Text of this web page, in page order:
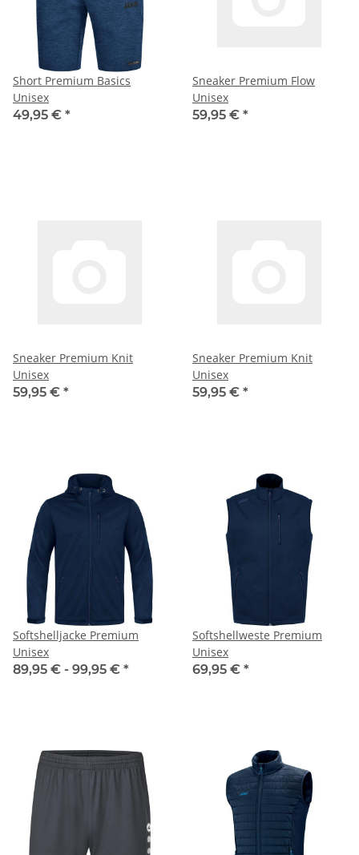
Short Premium Basics
Unisex
49,95 € *
Sneaker Premium Flow
Unisex
59,95 € *
Sneaker Premium Knit
Unisex
59,95 € *
Sneaker Premium Knit
Unisex
59,95 € *
Softshelljacke Premium
Unisex
89,95 € - 99,95 € *
Softshellweste Premium
Unisex
69,95 € *